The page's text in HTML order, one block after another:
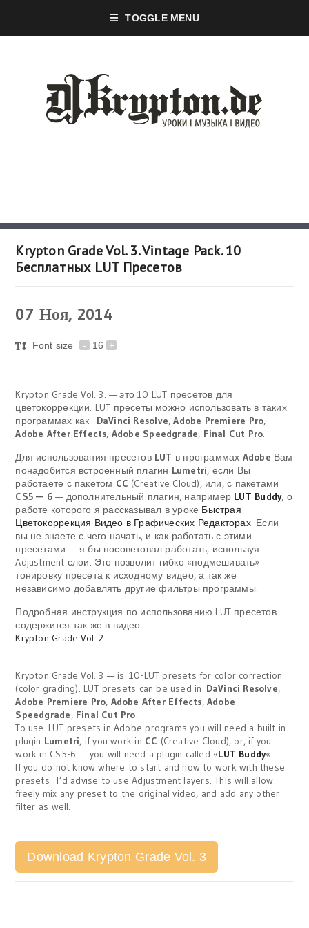
TOGGLE MENU
Krypton Grade Vol. 3. Vintage Pack. 10
Бесплатных LUT Пресетов
07 Ноя, 2014
Font size - 16 +
Krypton Grade Vol. 3. — это 10 LUT пресетов для
цветокоррекции. LUT пресеты можно использовать в таких
программах как DaVinci Resolve,Adobe Premiere Pro,
Adobe After Effects, Adobe Speedgrade, Final Cut Pro.
Для использования пресетов LUT в программах Adobe Вам
понадобится встроенный плагин Lumetri, если Вы
работаете с пакетом CC (Creative Cloud), или, с пакетами
CS5 — 6— дополнительный плагин, например LUT Buddy, о
работе которого я рассказывал в уроке Быстрая
Цветокоррекция Видео в Графических Редакторах. Если
вы не знаете с чего начать, и как работать с этими
пресетами — я бы посоветовал работать, используя
Adjustment слои. Это позволит гибко «подмешивать»
тонировку пресета к исходному видео, а так же
независимо добавлять другие фильтры программы.
Подробная инструкция по использованию LUT пресетов
содержится так же в видео
Krypton Grade Vol. 2.
Krypton Grade Vol. 3 — is 10-LUT presets for color correction
(color grading). LUT presets can be used in DaVinci Resolve,
Adobe Premiere Pro, Adobe After Effects,Adobe
Speedgrade, Final Cut Pro.
To use LUT presets in Adobe programs you will need a built in
plugin Lumetri, if you work in CC (Creative Cloud), or, if you
work in CS5-6 —you will need a plugin called «LUT Buddy«.
If you do not know where to start and how to work with these
presets
I’d advise to use Adjustment layers.This will allow
freely mix any preset to the original video, and add any other
filter as well.
Download Krypton Grade Vol. 3